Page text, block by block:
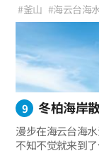
那么至少都会去
海云台海水浴场
的场所。
#釜山 #海云台海
#夏天 #散步 #海
#海云台布帐马车
9 冬柏海岸
漫步在海云台海
不知不觉就来到